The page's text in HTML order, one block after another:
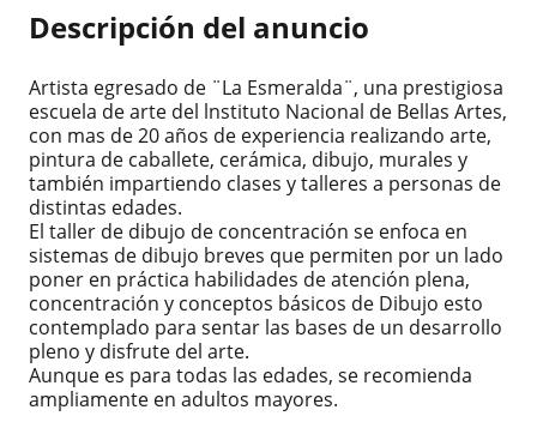
Descripción del anuncio
Artista egresado de ¨La Esmeralda¨, una prestigiosa
escuela de arte del lnstituto Nacional de Bellas Artes,
con mas de 20 años de experiencia realizando arte,
pintura de caballete, cerámica, dibujo, murales y
también impartiendo clases y talleres a personas de
distintas edades.
El taller de dibujo de concentración se enfoca en
sistemas de dibujo breves que permiten por un lado
poner en práctica habilidades de atención plena,
concentración y conceptos básicos de Dibujo esto
contemplado para sentar las bases de un desarrollo
pleno y disfrute del arte.
Aunque es para todas las edades, se recomienda
ampliamente en adultos mayores.